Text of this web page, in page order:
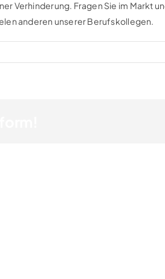
Verhinderung. Fragen Sie im Markt
anderen unserer Berufskollegen.